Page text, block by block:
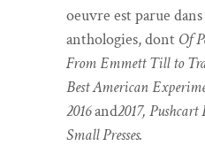
oeu­vre est parue
antholo­gies, dont Of
From Emmett Till to
Best Amer­i­can
2016and2017,
Small Presses.